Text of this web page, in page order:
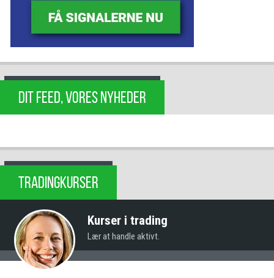
DIT FEED, VORES NYHEDER
TRADINGKURSER
Kurser i trading
Lær at handle aktivt.